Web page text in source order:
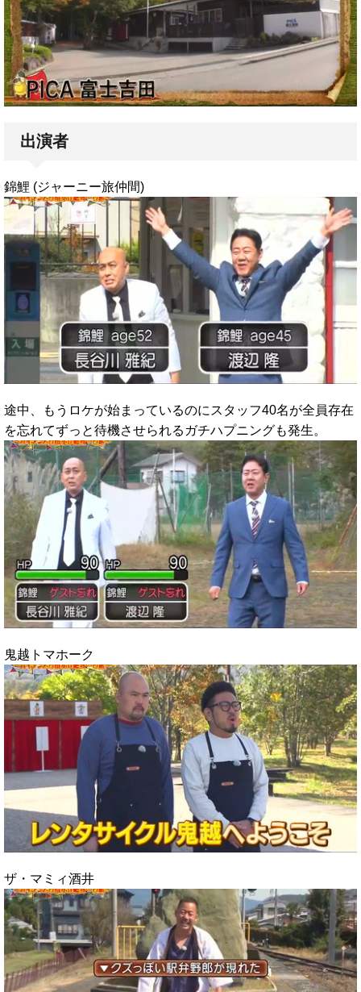
出演者
錦鯉 (ジャーニー旅仲間)
途中、もうロケが始まっているのにスタッフ40名が全員存在
を忘れてずっと待機させられるガチハプニングも発生。
鬼越トマホーク
ザ・マミィ酒井